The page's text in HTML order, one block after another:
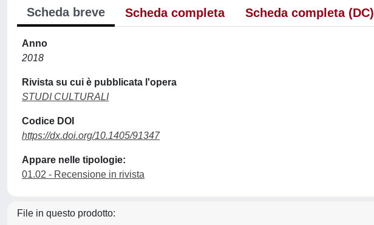
Scheda breve Scheda completa Scheda completa (DC)
Anno
2018
Rivista su cui è pubblicata l'opera
STUDI CULTURALI
Codice DOI
https://dx.doi.org/10.1405/91347
Appare nelle tipologie:
01.02 - Recensione in rivista
File in questo prodotto: